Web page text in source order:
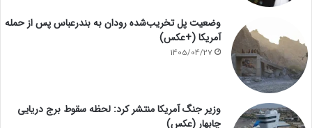
وضعیت پل تخریب‌شده رودان به بندرعباس پس از حمله
آمریکا (+عکس)
1405/04/27
وزیر جنگ آمریکا منتشر کرد: لحظه سقوط برج دریایی
چابهار (عکس)